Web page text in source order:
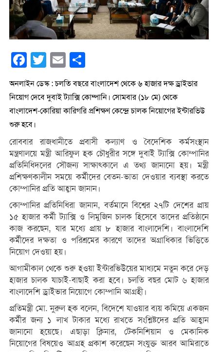
Facebook
Twitter Email
অনলাইন ডেস্ক : চলতি বছরে বাংলাদেশ থেকে ৬ হাজার দক্ষ ড্রাইভার
নিয়োগ দেবে দুবাই ট্যাক্সি কোম্পানি। সোমবার (১৮ মে) থেকে
বাংলাদেশ-কোরিয়া কারিগরি প্রশিক্ষণ কেন্দ্রে চালক নিয়োগের ইন্টারভিউ
শুরু হবে।
রোববার রাজধানীতে প্রবাসী কল্যাণ ও বৈদেশিক কর্মসংস্থান
মন্ত্রণালয়ে মন্ত্রী আরিফুল হক চৌধুরীর সঙ্গে দুবাই ট্যাক্সি কোম্পানির
প্রতিনিধিদলের সৌজন্য সাক্ষাৎকালে এ তথ্য জানানো হয়। মন্ত্রী
প্রশিক্ষণকালীন সময়ে কর্মীদের বেতন-ভাতা দেওয়ার ব্যবস্থা করতে
কোম্পানির প্রতি আহ্বান জানান।
কোম্পানির প্রতিনিধিরা জানান, বর্তমানে বিশ্বের ২৭টি দেশের প্রায়
১৫ হাজার কর্মী ট্যাক্সি ও লিমুজিন চালক হিসেবে তাদের প্রতিষ্ঠানে
কাজ করছেন, যার মধ্যে প্রায় ৮ হাজার বাংলাদেশি। বাংলাদেশি
কর্মীদের দক্ষতা ও পরিশ্রমের কারণে তাদের অগ্রাধিকার ভিত্তিতে
নিয়োগ দেওয়া হয়।
আগামীকাল থেকে শুরু হওয়া ইন্টারভিউয়ের মাধ্যমে নতুন করে দেড়
হাজার চালক যাচাই-বাছাই করা হবে। চলতি বছর মোট ৬ হাজার
বাংলাদেশি ড্রাইভার নিয়োগে কোম্পানি আগ্রহী।
প্রতিমন্ত্রী মো. নুরুল হক বলেন, বিদেশে যাওয়ার ব্যয় কমিয়ে একজন
কর্মীর জন্য ১ লাখ টাকার মধ্যে রাখতে সংশ্লিষ্টদের প্রতি আহ্বান
জানানো হয়েছে। এছাড়া ক্লিনার, টেকনিশিয়ান ও মেকানিক
নিয়োগের বিষয়েও আগ্রহ প্রকাশ করেছেন সংযুক্ত আরব আমিরাতে